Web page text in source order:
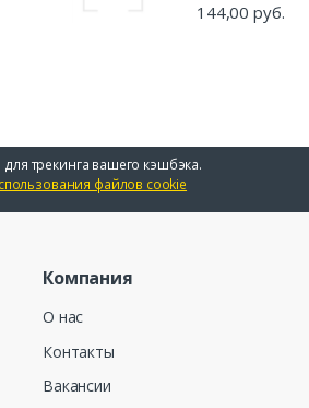
144,00 руб.
трекинга вашего кэшбэка.
файлов cookie
Компания
О нас
Контакты
Вакансии